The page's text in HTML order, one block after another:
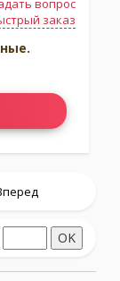
вопрос
заказ